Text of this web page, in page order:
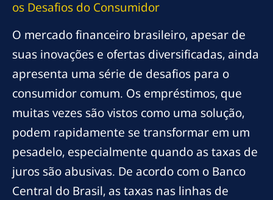
os Desafios do Consumidor
O mercado financeiro brasileiro, apesar de
suas inovações e ofertas diversificadas, ainda
apresenta uma série de desafios para o
consumidor comum. Os empréstimos, que
muitas vezes são vistos como uma solução,
podem rapidamente se transformar em um
pesadelo, especialmente quando as taxas de
juros são abusivas. De acordo com o Banco
Central do Brasil, as taxas nas linhas de